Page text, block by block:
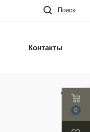
Поиск
Контакты
0